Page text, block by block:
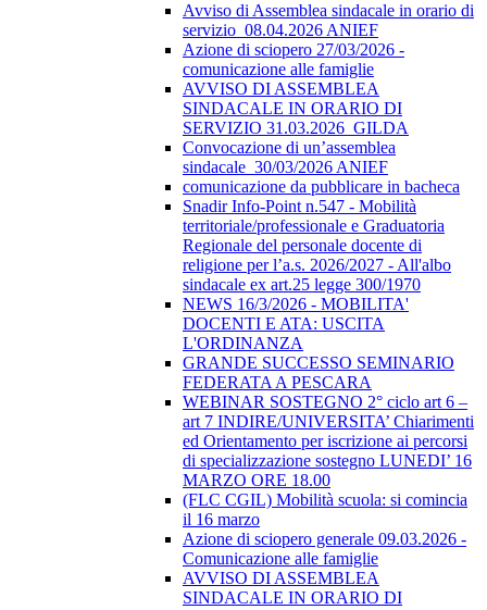
Avviso di Assemblea sindacale in orario di
servizio_08.04.2026 ANIEF
Azione di sciopero 27/03/2026 -
comunicazione alle famiglie
AVVISO DI ASSEMBLEA
SINDACALE IN ORARIO DI
SERVIZIO 31.03.2026_GILDA
Convocazione di un’assemblea
sindacale_30/03/2026 ANIEF
comunicazione da pubblicare in bacheca
Snadir Info-Point n.547 - Mobilità
territoriale/professionale e Graduatoria
Regionale del personale docente di
religione per l’a.s. 2026/2027 - All'albo
sindacale ex art.25 legge 300/1970
NEWS 16/3/2026 - MOBILITA'
DOCENTI E ATA: USCITA
L'ORDINANZA
GRANDE SUCCESSO SEMINARIO
FEDERATA A PESCARA
WEBINAR SOSTEGNO 2° ciclo art 6 –
art 7 INDIRE/UNIVERSITA’ Chiarimenti
ed Orientamento per iscrizione ai percorsi
di specializzazione sostegno LUNEDI’ 16
MARZO ORE 18.00
(FLC CGIL) Mobilità scuola: si comincia
il 16 marzo
Azione di sciopero generale 09.03.2026 -
Comunicazione alle famiglie
AVVISO DI ASSEMBLEA
SINDACALE IN ORARIO DI